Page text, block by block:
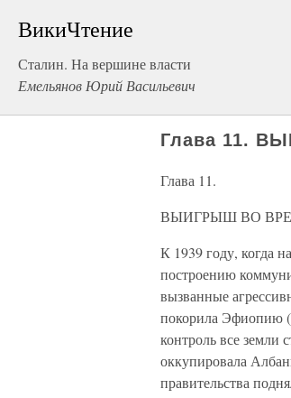
ВикиЧтение
Сталин. На вершине власти
Емельянов Юрий Васильевич
Глава 11.
Глава 11.
ВЫИГРЫШ ВО
К 1939 году, когда
построению
вызванные
покорила Эфиопию
контроль все земли
оккупировала
правительства